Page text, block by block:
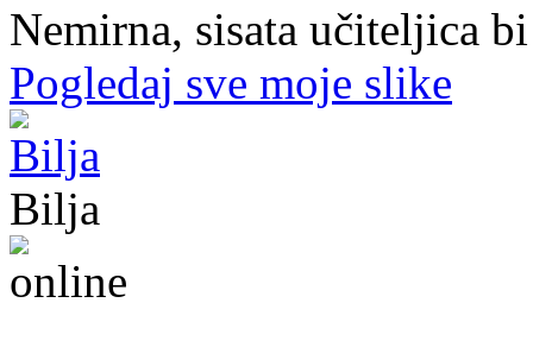
Nemirna, sisata učiteljica
Pogledaj sve moje slike
Bilja